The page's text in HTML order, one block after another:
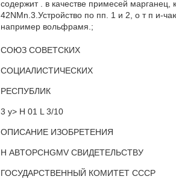
содержит . в качестве примесей
42NMn.3.Устройство по пп. 1 и 2, о т п и-
например вольфрамя.;
СОЮЗ СОВЕТСКИХ
СОЦИАЛИСТИЧЕСКИХ
РЕСПУБЛИК
3 у> Н 01 L 3/10
ОПИСАНИЕ ИЗОБРЕТЕНИЯ
Н ABTOPCHGMV СВИДЕТЕЛЬСТВУ
ГОСУДАРСТВЕННЫЙ КОМИТЕТ СССР